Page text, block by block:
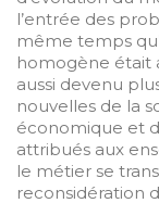
l’entrée des
même temps
homogène était
aussi devenu
nouvelles de la
économique et
attribués aux
le métier se
reconsidération